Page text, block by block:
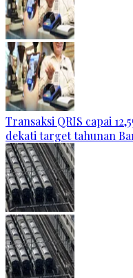
Transaksi QRIS capai
dekati target tahunan